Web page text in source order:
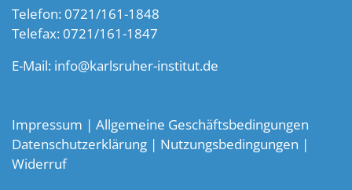
Telefon: 0721/161-1848
Telefax: 0721/161-1847
E-Mail: info@karlsruher-institut.de
Impressum | Allgemeine Geschäftsbedingungen
Datenschutzerklärung | Nutzungsbedingungen |
Widerruf